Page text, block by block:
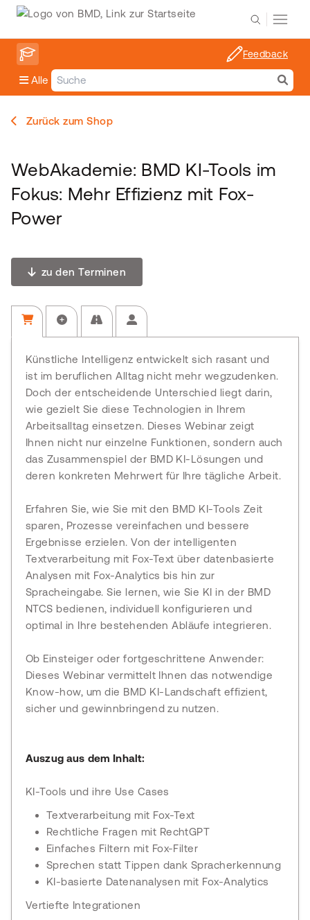
Alle
Feedback
Zurück zum Shop
WebAkademie: BMD KI-Tools im
Fokus: Mehr Effizienz mit Fox-
Power
zu den Terminen
Künstliche Intelligenz entwickelt sich rasant und
ist im beruflichen Alltag nicht mehr wegzudenken.
Doch der entscheidende Unterschied liegt darin,
wie gezielt Sie diese Technologien in Ihrem
Arbeitsalltag einsetzen. Dieses Webinar zeigt
Ihnen nicht nur einzelne Funktionen, sondern auch
das Zusammenspiel der BMD KI-Lösungen und
deren konkreten Mehrwert für Ihre tägliche Arbeit.
Erfahren Sie, wie Sie mit den BMD KI-Tools Zeit
sparen, Prozesse vereinfachen und bessere
Ergebnisse erzielen. Von der intelligenten
Textverarbeitung mit Fox-Text über datenbasierte
Analysen mit Fox-Analytics bis hin zur
Spracheingabe. Sie lernen, wie Sie KI in der BMD
NTCS bedienen, individuell konfigurieren und
optimal in Ihre bestehenden Abläufe integrieren.
Ob Einsteiger oder fortgeschrittene Anwender:
Dieses Webinar vermittelt Ihnen das notwendige
Know-how, um die BMD KI-Landschaft effizient,
sicher und gewinnbringend zu nutzen.
Auszug aus dem Inhalt:
KI-Tools und ihre Use Cases
Textverarbeitung mit Fox-Text
Rechtliche Fragen mit RechtGPT
Einfaches Filtern mit Fox-Filter
Sprechen statt Tippen dank Spracherkennung
KI-basierte Datenanalysen mit Fox-Analytics
Vertiefte Integrationen